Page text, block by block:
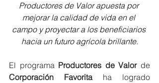
Productores de Valor apuesta por
mejorar la calidad de vida en el
campo y proyectar a los beneficiarios
hacia un futuro agrícola brillante.
El programa Productores de Valor
Corporación Favorita ha logrado